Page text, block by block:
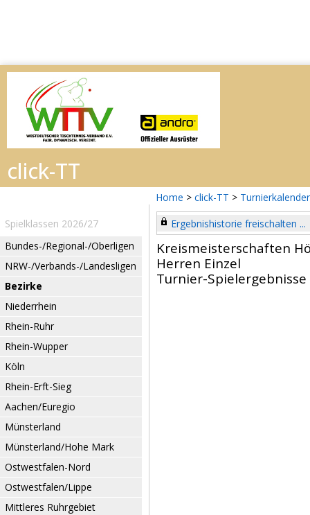
Home > click-TT > Turnierkalender
Spielklassen 2026/27
Bundes-/Regional-/Oberligen
NRW-/Verbands-/Landesligen
Bezirke
Niederrhein
Rhein-Ruhr
Rhein-Wupper
Köln
Rhein-Erft-Sieg
Aachen/Euregio
Münsterland
Münsterland/Hohe Mark
Ostwestfalen-Nord
Ostwestfalen/Lippe
Mittleres Ruhrgebiet
Ergebnishistorie freischalten ...
Kreismeisterschaften
Herren Einzel
Turnier-Spielergebnisse